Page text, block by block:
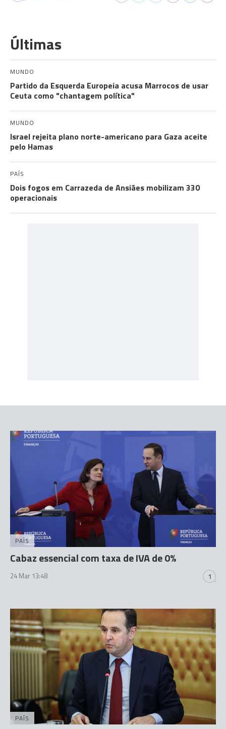
Últimas
MUNDO
Partido da Esquerda Europeia acusa Marrocos de usar
Ceuta como "chantagem política"
MUNDO
Israel rejeita plano norte-americano para Gaza aceite
pelo Hamas
PAÍS
Dois fogos em Carrazeda de Ansiães mobilizam 330
operacionais
PAÍS
Cabaz essencial com taxa de IVA de 0%
24 Mar 13:48 1
PAÍS